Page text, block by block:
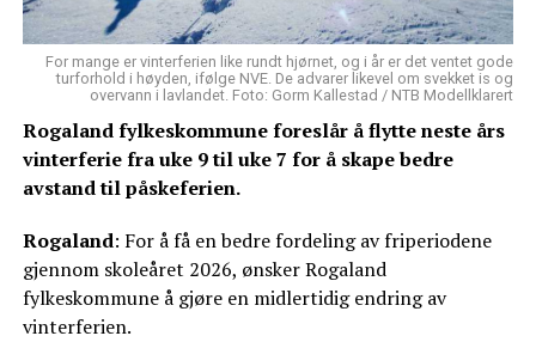
For mange er vinterferien like rundt hjørnet, og i år er det ventet gode
turforhold i høyden, ifølge NVE. De advarer likevel om svekket is og
overvann i lavlandet. Foto: Gorm Kallestad / NTB Modellklarert
Rogaland fylkeskommune foreslår å flytte neste års
vinterferie fra uke 9 til uke 7 for å skape bedre
avstand til påskeferien.
Rogaland: For å få en bedre fordeling av friperiodene
gjennom skoleåret 2026, ønsker Rogaland
fylkeskommune å gjøre en midlertidig endring av
vinterferien.